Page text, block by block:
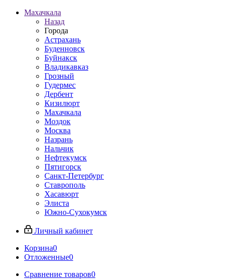
Махачкала
Назад
Города
Астрахань
Буденновск
Буйнакск
Владикавказ
Грозный
Гудермес
Дербент
Кизилюрт
Махачкала
Моздок
Москва
Назрань
Нальчик
Нефтекумск
Пятигорск
Санкт-Петербург
Ставрополь
Хасавюрт
Элиста
Южно-Сухокумск
Личный кабинет
Корзина0
Отложенные0
Сравнение товаров0